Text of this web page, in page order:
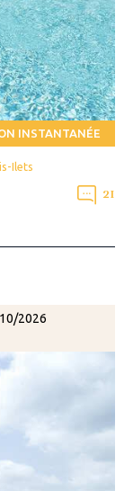
INSTANTANÉE
Ilets
21
2026